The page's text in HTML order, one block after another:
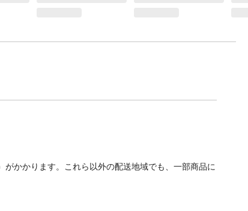
かかります。これら以外の配送地域でも、一部商品に